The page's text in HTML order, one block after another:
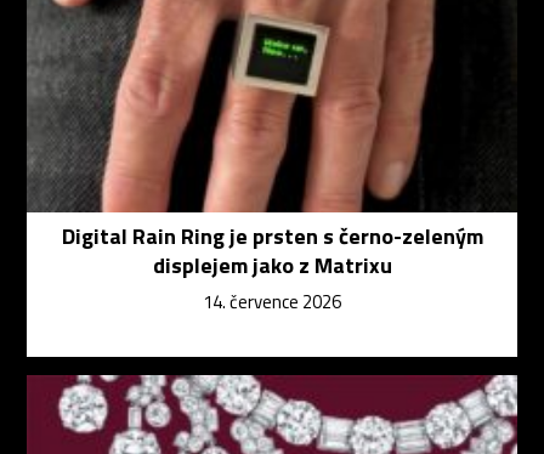
Digital Rain Ring je prsten s černo-zeleným
displejem jako z Matrixu
14. července 2026